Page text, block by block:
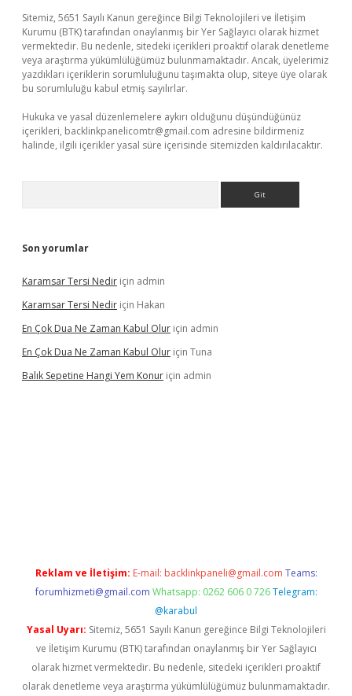
Sitemiz, 5651 Sayılı Kanun gereğince Bilgi Teknolojileri ve İletişim
Kurumu (BTK) tarafından onaylanmış bir Yer Sağlayıcı olarak hizmet
vermektedir. Bu nedenle, sitedeki içerikleri proaktif olarak denetleme
veya araştırma yükümlülüğümüz bulunmamaktadır. Ancak, üyelerimiz
yazdıkları içeriklerin sorumluluğunu taşımakta olup, siteye üye olarak
bu sorumluluğu kabul etmiş sayılırlar.
Hukuka ve yasal düzenlemelere aykırı olduğunu düşündüğünüz
içerikleri, backlinkpanelicomtr@gmail.com adresine bildirmeniz
halinde, ilgili içerikler yasal süre içerisinde sitemizden kaldırılacaktır.
Son yorumlar
Karamsar Tersi Nedir için admin
Karamsar Tersi Nedir için Hakan
En Çok Dua Ne Zaman Kabul Olur için admin
En Çok Dua Ne Zaman Kabul Olur için Tuna
Balık Sepetine Hangi Yem Konur için admin
Reklam ve İletişim: E-mail: backlinkpaneli@gmail.com Teams:
forumhizmeti@gmail.com Whatsapp: 0262 606 0 726 Telegram:
@karabul
Yasal Uyarı: Sitemiz, 5651 Sayılı Kanun gereğince Bilgi Teknolojileri
ve İletişim Kurumu (BTK) tarafından onaylanmış bir Yer Sağlayıcı
olarak hizmet vermektedir. Bu nedenle, sitedeki içerikleri proaktif
olarak denetleme veya araştırma yükümlülüğümüz bulunmamaktadır.